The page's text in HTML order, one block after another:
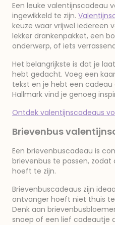
Een leuke valentijnscadeau
ingewikkeld te zijn.
keuze waar vrijwel iedereen
lekker drankenpakket, een
onderwerp, of iets
Het belangrijkste is dat je
hebt gedacht. Voeg een
tekst en je hebt een cadeau
Hallmark vind je genoeg
Ontdek valentijnscadeaus
Brievenbus
Een brievenbuscadeau is
brievenbus te passen,
hoeft te zijn.
Brievenbuscadeaus zijn
ontvanger hoeft niet thuis
Denk aan
snoep of een lief cadeautje